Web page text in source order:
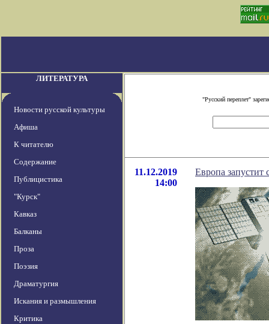
ЛИТЕРАТУРА
Новости русской культуры
Афиша
К читателю
Содержание
Публицистика
"Курск"
Кавказ
Балканы
Проза
Поэзия
Драматургия
Искания и размышления
Критика
"Русский переплет"
11.12.2019
14:00
Европа запустит